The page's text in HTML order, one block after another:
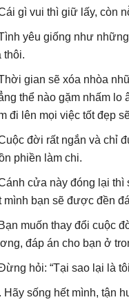
gì vui thì giữ lấy, còn
yêu giống như
thôi.
gian sẽ xóa nhòa
thể nào gặm nhấm lo
đi lên mọi việc tốt đẹp
đời rất ngắn và chỉ
phiền làm chi.
cửa này đóng lại
mình bạn sẽ được đền
muốn thay đổi cuộc
đáp án cho bạn ở
hỏi: “Tại sao lại là
Hãy sống hết mình, tận